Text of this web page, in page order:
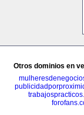
Otros dominios en